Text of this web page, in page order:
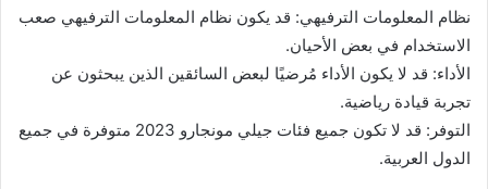
نظام المعلومات الترفيهي: قد يكون نظام المعلومات الترفيهي صعب
الاستخدام في بعض الأحيان.
الأداء: قد لا يكون الأداء مُرضيًا لبعض السائقين الذين يبحثون عن
تجربة قيادة رياضية.
التوفر: قد لا تكون جميع فئات جيلي مونجارو 2023 متوفرة في جميع
الدول العربية.